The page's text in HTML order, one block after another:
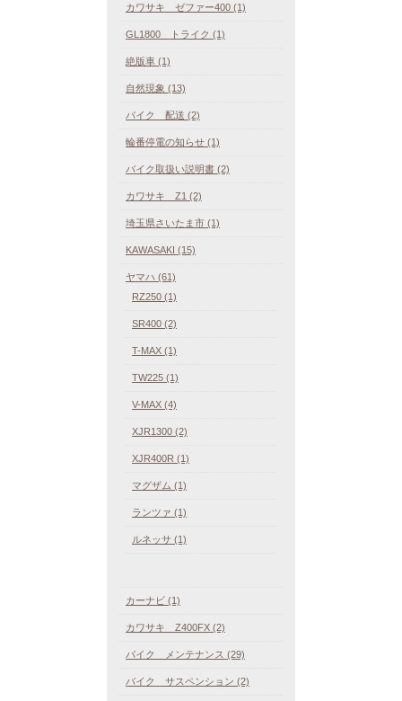
カワサキ ゼファー400 (1)
GL1800 トライク (1)
絶版車 (1)
自然現象 (13)
バイク 配送 (2)
輪番停電の知らせ (1)
バイク取扱い説明書 (2)
カワサキ Z1 (2)
埼玉県さいたま市 (1)
KAWASAKI (15)
ヤマハ (61)
RZ250 (1)
SR400 (2)
T-MAX (1)
TW225 (1)
V-MAX (4)
XJR1300 (2)
XJR400R (1)
マグザム (1)
ランツァ (1)
ルネッサ (1)
カーナビ (1)
カワサキ Z400FX (2)
バイク メンテナンス (29)
バイク サスペンション (2)